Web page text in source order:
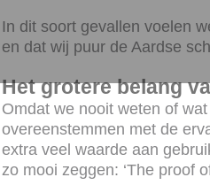
In dit soort gevallen voelen
en dat wij puur de Aardse
Het grotere belang
Omdat we nooit weten of
overeenstemmen met de
extra veel waarde aan
zo mooi zeggen: ‘The proof